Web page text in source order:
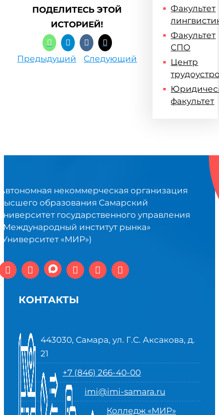
ПОДЕЛИТЕСЬ ЭТОЙ
ИСТОРИЕЙ!
Предыдущий Следующий
Факультет
Факультет
СПО
Центр
факультет
некоммерческая организация
образования Самарский
государственного управления
институт рынка»
«МИР»)
КОНТАКТЫ
443030, Самара, ул. Г.С. Аксакова, д.
21
+7 (846) 266-40-00
imi@imi-samara.ru
Колледж «МИР»